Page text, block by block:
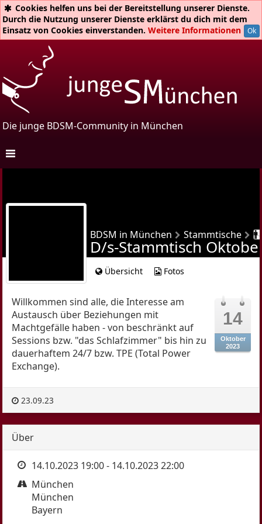
Cookies helfen uns bei der Bereitstellung unserer Dienste.
Durch die Nutzung unserer Dienste erklärst du dich mit dem
Einsatz von Cookies einverstanden. Weitere Informationen Ok
Die junge BDSM-Community in München
Poly 2
Fesseln
Femdom
Kinky DIY
Kinky Künste
Open Stage
SMJG
Regeln
Kalender
BDSM in München Stammtische
D/s-Stammtisch
Übersicht Fotos
14
Oktober
2023
Willkommen sind alle, die Interesse am
Austausch über Beziehungen mit
Machtgefälle haben - von beschränkt auf
Sessions bzw. "das Schlafzimmer" bis hin zu
dauerhaftem 24/7 bzw. TPE (Total Power
Exchange).
23.09.23
Über
14.10.2023 19:00- 14.10.2023 22:00
München
München
Bayern